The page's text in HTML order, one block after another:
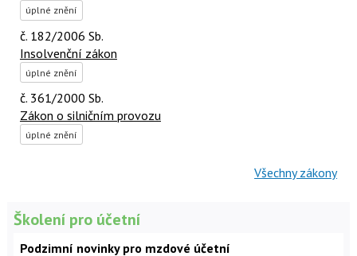
úplné znění
č. 182/2006 Sb.
Insolvenční zákon
úplné znění
č. 361/2000 Sb.
Zákon o silničním provozu
úplné znění
Všechny zákony
Školení pro účetní
Podzimní novinky pro mzdové účetní